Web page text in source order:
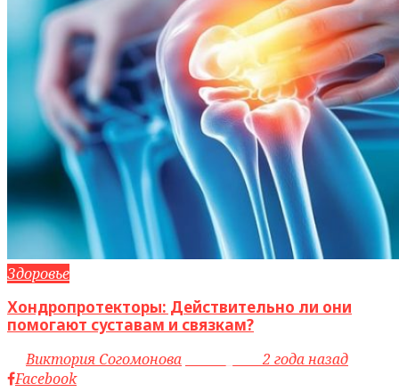
Здоровье
Хондропротекторы: Действительно ли они
помогают суставам и связкам?
byВиктория Согомонова access_time2 года назад
Facebook